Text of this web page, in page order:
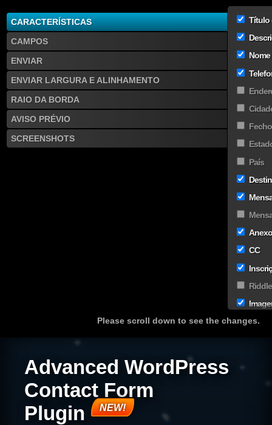
CARACTERÍSTICAS
CAMPOS
ENVIAR
ENVIAR LARGURA E ALINHAMENTO
RAIO DA BORDA
AVISO PRÉVIO
SCREENSHOTS
Título
Nome
País
Anexo
CC
Please scroll down to see the changes.
Advanced WordPress
Contact Form
Plugin
will
love